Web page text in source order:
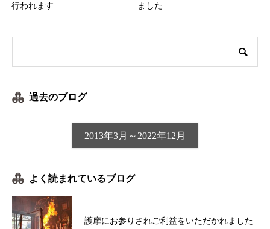
行われます
ました
過去のブログ
2013年3月～2022年12月
よく読まれているブログ
護摩にお参りされご利益をいただかれました